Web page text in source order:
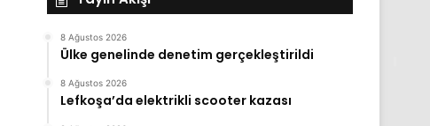
8 Ağustos 2026
Ülke genelinde denetim gerçekleştirildi
8 Ağustos 2026
Lefkoşa’da elektrikli scooter kazası